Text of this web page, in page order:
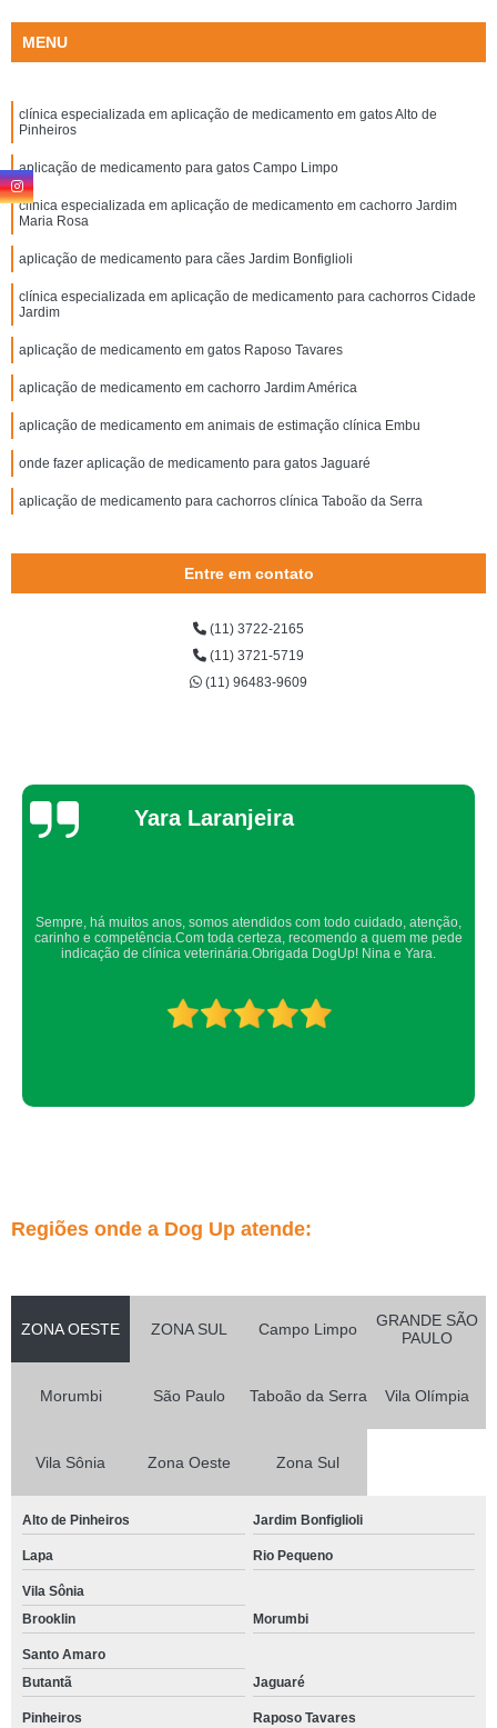
MENU
clínica especializada em aplicação de medicamento em gatos Alto de
Pinheiros
aplicação de medicamento para gatos Campo Limpo
clínica especializada em aplicação de medicamento em cachorro Jardim
Maria Rosa
aplicação de medicamento para cães Jardim Bonfiglioli
clínica especializada em aplicação de medicamento para cachorros Cidade
Jardim
aplicação de medicamento em gatos Raposo Tavares
aplicação de medicamento em cachorro Jardim América
aplicação de medicamento em animais de estimação clínica Embu
onde fazer aplicação de medicamento para gatos Jaguaré
aplicação de medicamento para cachorros clínica Taboão da Serra
Entre em contato
(11) 3722-2165
(11) 3721-5719
(11) 96483-9609
Thaynah Souza
Confio de olhos fechados os meus cachorros nos atendimentos da dog up,
os veterinários sempre são atenciosos e verificam todos os detalhes
possíveis.
Regiões onde a Dog Up atende:
ZONA OESTE ZONA SUL Campo Limpo
GRANDE SÃO
PAULO
Morumbi São Paulo Taboão da Serra Vila Olímpia
Vila Sônia Zona Oeste Zona Sul
Alto de Pinheiros Jardim Bonfiglioli
Lapa Rio Pequeno
Vila Sônia
Brooklin
Morumbi
Santo Amaro
Butantã
Jaguaré
Pinheiros
Raposo Tavares